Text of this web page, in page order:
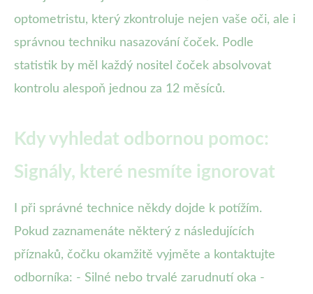
optometristu, který zkontroluje nejen vaše oči, ale i
správnou techniku nasazování čoček. Podle
statistik by měl každý nositel čoček absolvovat
kontrolu alespoň jednou za 12 měsíců.
Kdy vyhledat odbornou pomoc:
Signály, které nesmíte ignorovat
I při správné technice někdy dojde k potížím.
Pokud zaznamenáte některý z následujících
příznaků, čočku okamžitě vyjměte a kontaktujte
odborníka: - Silné nebo trvalé zarudnutí oka -